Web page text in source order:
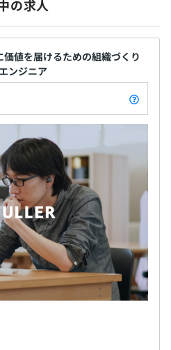
隣に引越する場合）：上限
千円/月（全員に支給） ※2
勤手当の支給を受けず、オフ
在住のときに毎月支給） ※2,3
円/月 ※2
（柏の葉本社の隣）の温泉施
6百円/年の本人負担 ※2）
新潟」ホームゲーム無料観戦
援金を支給）
在籍する社員が対象となりま
の求人
価値を届けるための組織づくり
ンジニア